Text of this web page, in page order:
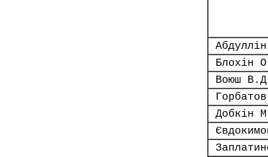
Блохін
Воюш
Добкін